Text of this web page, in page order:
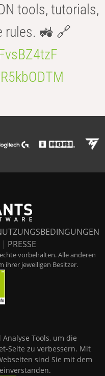
tools, tutorials,
rules. 🚜 🔗
| PRESSE
vorbehalten. Alle anderen
ihrer jeweiligen Besitzer.
Tools, um die
Seite zu verbessern. Mit
sind Sie mit dem